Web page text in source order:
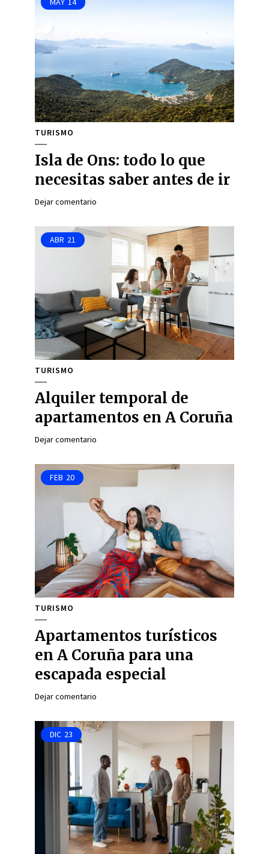
TURISMO
Isla de Ons: todo lo que
necesitas saber antes de ir
Dejar comentario
ABR 21
TURISMO
Alquiler temporal de
apartamentos en A Coruña
Dejar comentario
FEB 20
TURISMO
Apartamentos turísticos
en A Coruña para una
escapada especial
Dejar comentario
DIC 23